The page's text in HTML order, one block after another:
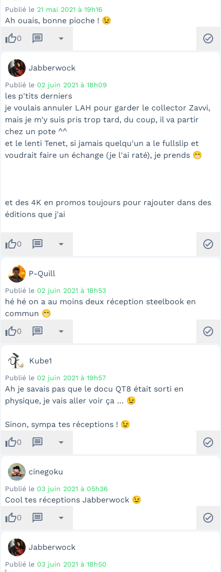
Publié le 21 mai 2021 à 19h16
Ah ouais, bonne pioche ! 😉
thumb_up0 message arrow_drop_down check_circle
Jabberwock
Publié le 02 juin 2021 à 18h09
les p'tits derniers
je voulais annuler LAH pour garder le collector Zavvi,
mais je m'y suis pris trop tard, du coup, il va partir
chez un pote ^^
et le lenti Tenet, si jamais quelqu'un a le fullslip et
voudrait faire un échange (je l'ai raté), je prends 😁
et des 4K en promos toujours pour rajouter dans des
éditions que j'ai
thumb_up0 message arrow_drop_down check_circle
P-Quill
Publié le 02 juin 2021 à 18h53
hé hé on a au moins deux réception steelbook en
commun 😁
thumb_up0 message arrow_drop_down check_circle
Kube1
Publié le 02 juin 2021 à 19h57
Ah je savais pas que le docu QT8 était sorti en
physique, je vais aller voir ça … 😉
Sinon, sympa tes réceptions ! 😉
thumb_up0 message arrow_drop_down check_circle
cinegoku
Publié le 03 juin 2021 à 05h36
Cool tes réceptions Jabberwock 😉
thumb_up0 message arrow_drop_down check_circle
Jabberwock
Publié le 03 juin 2021 à 18h50